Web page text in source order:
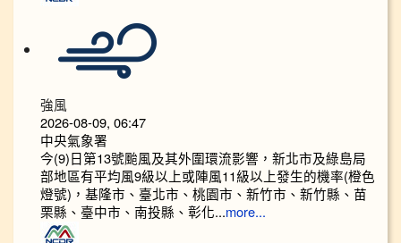
強風
2026-08-09, 06:47
中央氣象署
今(9)日第13號颱風及其外圍環流影響，新北市及綠島局
部地區有平均風9級以上或陣風11級以上發生的機率(橙色
燈號)，基隆市、臺北市、桃園市、新竹市、新竹縣、苗
栗縣、臺中市、南投縣、彰化...more...